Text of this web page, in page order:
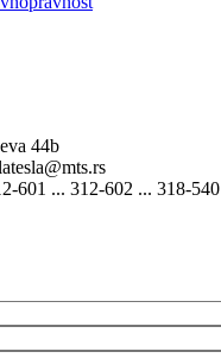
44b
601 ... 312-602 ... 318-540